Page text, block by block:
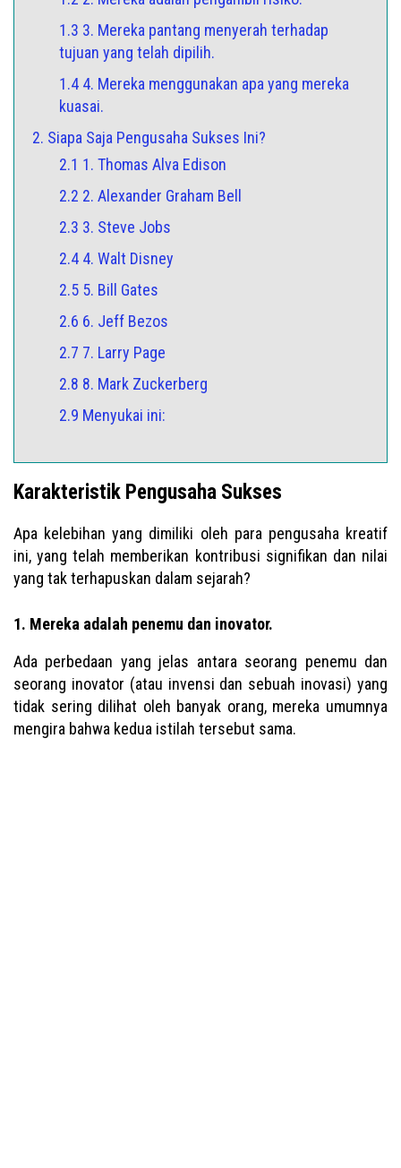
1.3 3. Mereka pantang menyerah terhadap
tujuan yang telah dipilih.
1.4 4. Mereka menggunakan apa yang mereka
kuasai.
2. Siapa Saja Pengusaha Sukses Ini?
2.1 1. Thomas Alva Edison
2.2 2. Alexander Graham Bell
2.3 3. Steve Jobs
2.4 4. Walt Disney
2.5 5. Bill Gates
2.6 6. Jeff Bezos
2.7 7. Larry Page
2.8 8. Mark Zuckerberg
2.9 Menyukai ini:
Karakteristik Pengusaha Sukses
Apa kelebihan yang dimiliki oleh para pengusaha kreatif
ini, yang telah memberikan kontribusi signifikan dan nilai
yang tak terhapuskan dalam sejarah?
1. Mereka adalah penemu dan inovator.
Ada perbedaan yang jelas antara seorang penemu dan
seorang inovator (atau invensi dan sebuah inovasi) yang
tidak sering dilihat oleh banyak orang, mereka umumnya
mengira bahwa kedua istilah tersebut sama.